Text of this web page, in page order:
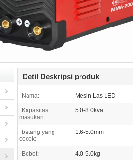
Detil Deskripsi produk
Nama: Mesin Las LED
Kapasitas
masukan:
5.0-8.0kva
batang yang
cocok:
1.6-5.0mm
Bobot: 4.0-5.0kg